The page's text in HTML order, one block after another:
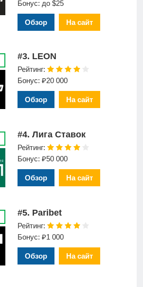
Бонус: до $25
Обзор На сайт
#3. LEON
Рейтинг:
Бонус: ₽20 000
Обзор На сайт
#4. Лига Ставок
Рейтинг:
Бонус: ₽50 000
Обзор На сайт
#5. Paribet
Рейтинг:
Бонус: ₽1 000
Обзор На сайт